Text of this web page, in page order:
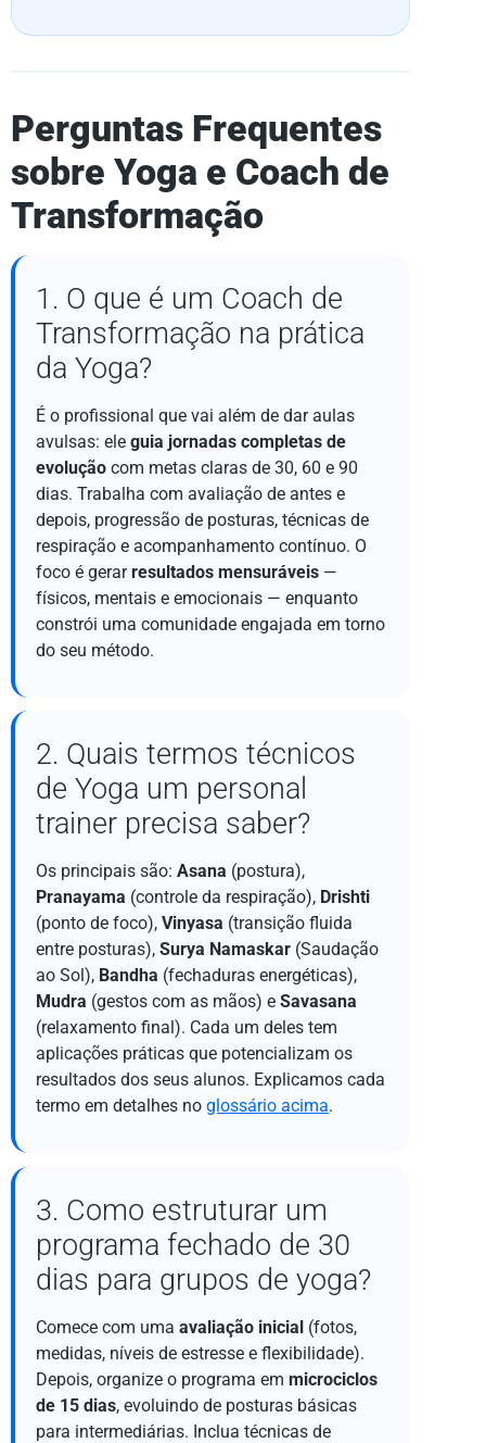
Perguntas Frequentes
sobre Yoga e Coach de
Transformação
1. O que é um Coach de
Transformação na prática
da Yoga?
É o profissional que vai além de dar aulas
avulsas: eleguia jornadas completas de
evolução com metas claras de 30, 60 e 90
dias. Trabalha com avaliação de antes e
depois, progressão de posturas, técnicas de
respiração e acompanhamento contínuo. O
foco é gerarresultados mensuráveis —
físicos, mentais e emocionais — enquanto
constrói uma comunidade engajada em torno
do seu método.
2. Quais termos técnicos
de Yoga um personal
trainer precisa saber?
Os principais são:Asana (postura),
Pranayama (controle da respiração), Drishti
(ponto de foco),Vinyasa (transição fluida
entre posturas),Surya Namaskar (Saudação
ao Sol), Bandha (fechaduras energéticas),
Mudra (gestos com as mãos) eSavasana
(relaxamento final). Cada um deles tem
aplicações práticas que potencializam os
resultados dos seus alunos. Explicamos cada
termo em detalhes noglossário acima.
3. Como estruturar um
programa fechado de 30
dias para grupos de yoga?
Comece com umaavaliação inicial (fotos,
medidas, níveis de estresse e flexibilidade).
Depois, organize o programa emmicrociclos
de 15 dias, evoluindo de posturas básicas
para intermediárias. Inclua técnicas de